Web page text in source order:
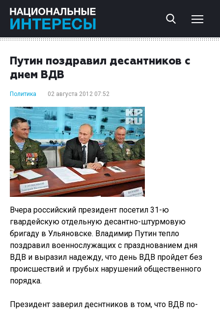
Путин поздравил десантников с
днем ВДВ
Политика 02 августа 2012 07:52
Вчера российский президент посетил 31-ю
гвардейскую отдельную десантно-штурмовую
бригаду в Ульяновске. Владимир Путин тепло
поздравил военнослужащих с празднованием дня
ВДВ и выразил надежду, что день ВДВ пройдет без
происшествий и грубых нарушений общественного
порядка.
Президент заверил деснтников в том, что ВДВ по-